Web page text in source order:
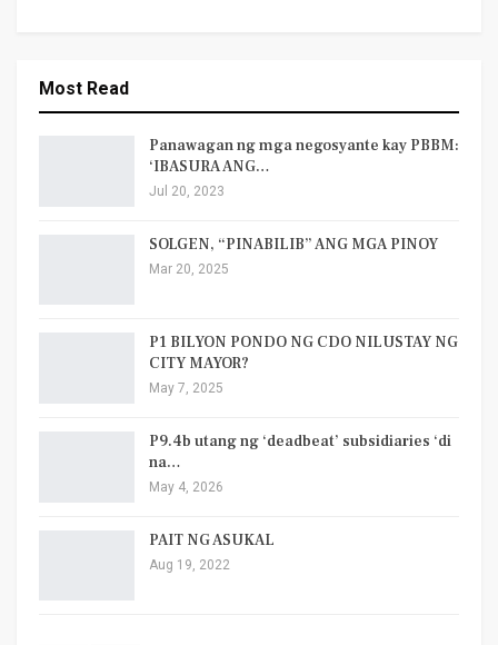
Most Read
Panawagan ng mga negosyante kay PBBM:
‘IBASURA ANG…
Jul 20, 2023
SOLGEN, “PINABILIB” ANG MGA PINOY
Mar 20, 2025
P1 BILYON PONDO NG CDO NILUSTAY NG
CITY MAYOR?
May 7, 2025
P9.4b utang ng ‘deadbeat’ subsidiaries ‘di
na…
May 4, 2026
PAIT NG ASUKAL
Aug 19, 2022